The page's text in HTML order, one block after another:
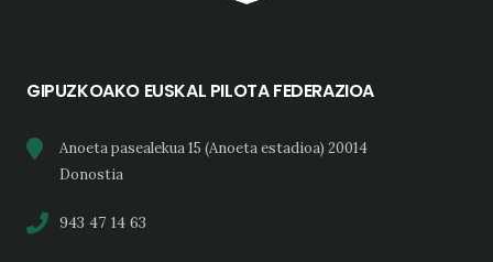
GIPUZKOAKO EUSKAL PILOTA FEDERAZIOA
Anoeta pasealekua 15 (Anoeta estadioa) 20014
Donostia
943 47 14 63